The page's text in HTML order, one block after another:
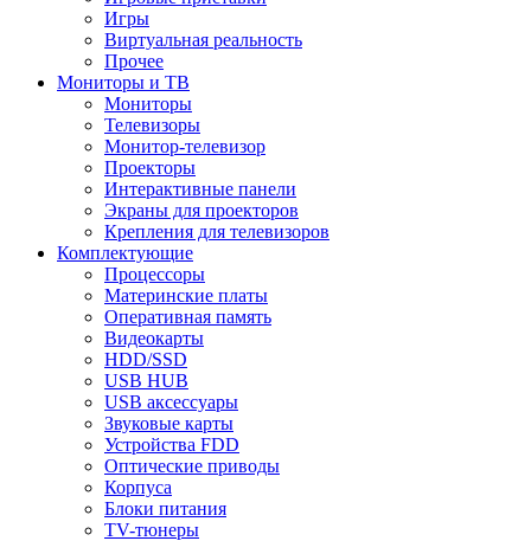
Игры
Виртуальная реальность
Прочее
Мониторы и ТВ
Мониторы
Телевизоры
Монитор-телевизор
Проекторы
Интерактивные панели
Экраны для проекторов
Крепления для телевизоров
Комплектующие
Процессоры
Материнские платы
Оперативная память
Видеокарты
HDD/SSD
USB HUB
USB аксессуары
Звуковые карты
Устройства FDD
Оптические приводы
Корпуса
Блоки питания
TV-тюнеры